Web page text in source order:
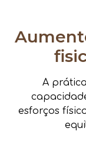
A
esforços